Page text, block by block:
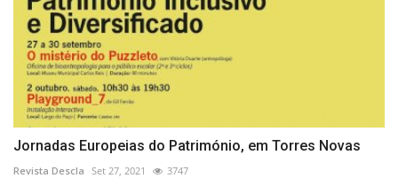
Jornadas Europeias do Património, em Torres Novas
Revista Descla Set 27, 2021 3747